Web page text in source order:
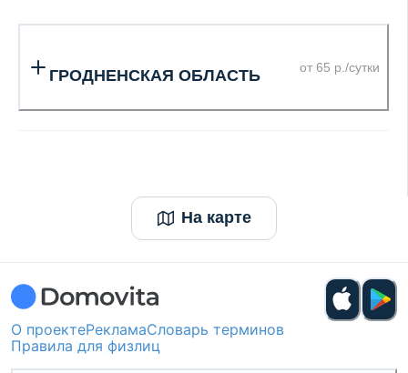
ГРОДНЕНСКАЯ ОБЛАСТЬ от 65 р./сутки
На карте
О проектеРекламаСловарь терминов
Правила для физлиц